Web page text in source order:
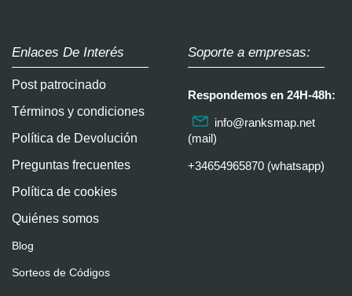
Enlaces De Interés
Post patrocinado
Términos y condiciones
Política de Devolución
Preguntas frecuentes
Política de cookies
Quiénes somos
Blog
Sorteos de Códigos
Soporte a empresas:
Respondemos en 24H-48h:
info@ranksmap.net
(mail)
+34654965870 (whatsapp)